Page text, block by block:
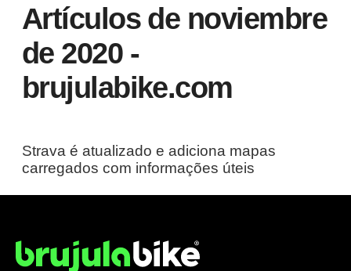
Artículos de noviembre
de 2020 -
brujulabike.com
Strava é atualizado e adiciona mapas
carregados com informações úteis